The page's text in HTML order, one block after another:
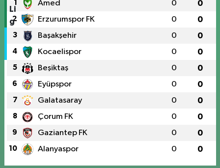
1 Amed 0 0
2 Erzurumspor FK 0 0
3 Başakşehir 0 0
4 Kocaelispor 0 0
5 Beşiktaş 0 0
6 Eyüpspor 0 0
7 Galatasaray 0 0
8 Çorum FK 0 0
9 Gaziantep FK 0 0
10 Alanyaspor 0 0